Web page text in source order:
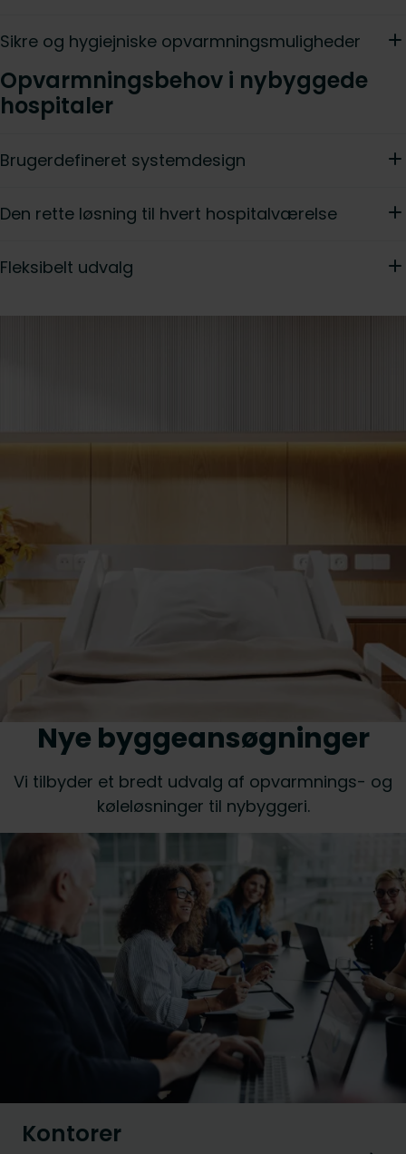
Sikre og hygiejniske opvarmningsmuligheder
Opvarmningsbehov i nybyggede
hospitaler
Brugerdefineret systemdesign
Den rette løsning til hvert hospitalværelse
Fleksibelt udvalg
Nye byggeansøgninger
Vi tilbyder et bredt udvalg af opvarmnings- og
køleløsninger til nybyggeri.
Kontorer